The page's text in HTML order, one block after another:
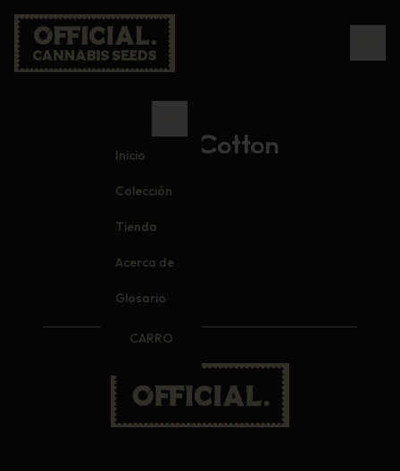
Inicio
Colección
Tienda
Acerca de
Glosario
CARRO
100% Cotton